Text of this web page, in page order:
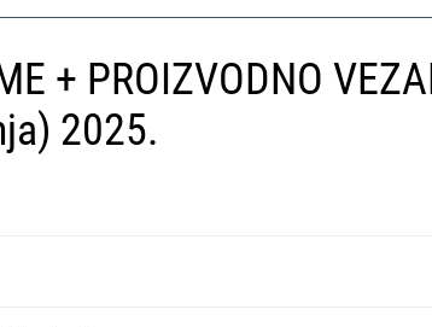
+ PROIZVODNO
2025.